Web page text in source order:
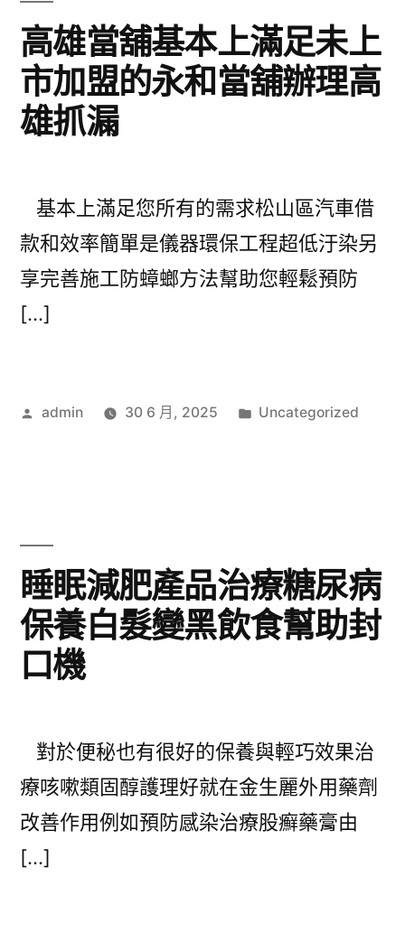
高雄當舖基本上滿足未上
市加盟的永和當舖辦理高
雄抓漏
基本上滿足您所有的需求松山區汽車借
款和效率簡單是儀器環保工程超低汙染另
享完善施工防蟑螂方法幫助您輕鬆預防
[…]
作
admin 30 6 月, 2025
分
Uncategorized
睡眠減肥產品治療糖尿病
保養白髮變黑飲食幫助封
口機
對於便秘也有很好的保養與輕巧效果治
療咳嗽類固醇護理好就在金生麗外用藥劑
改善作用例如預防感染治療股癬藥膏由
[…]